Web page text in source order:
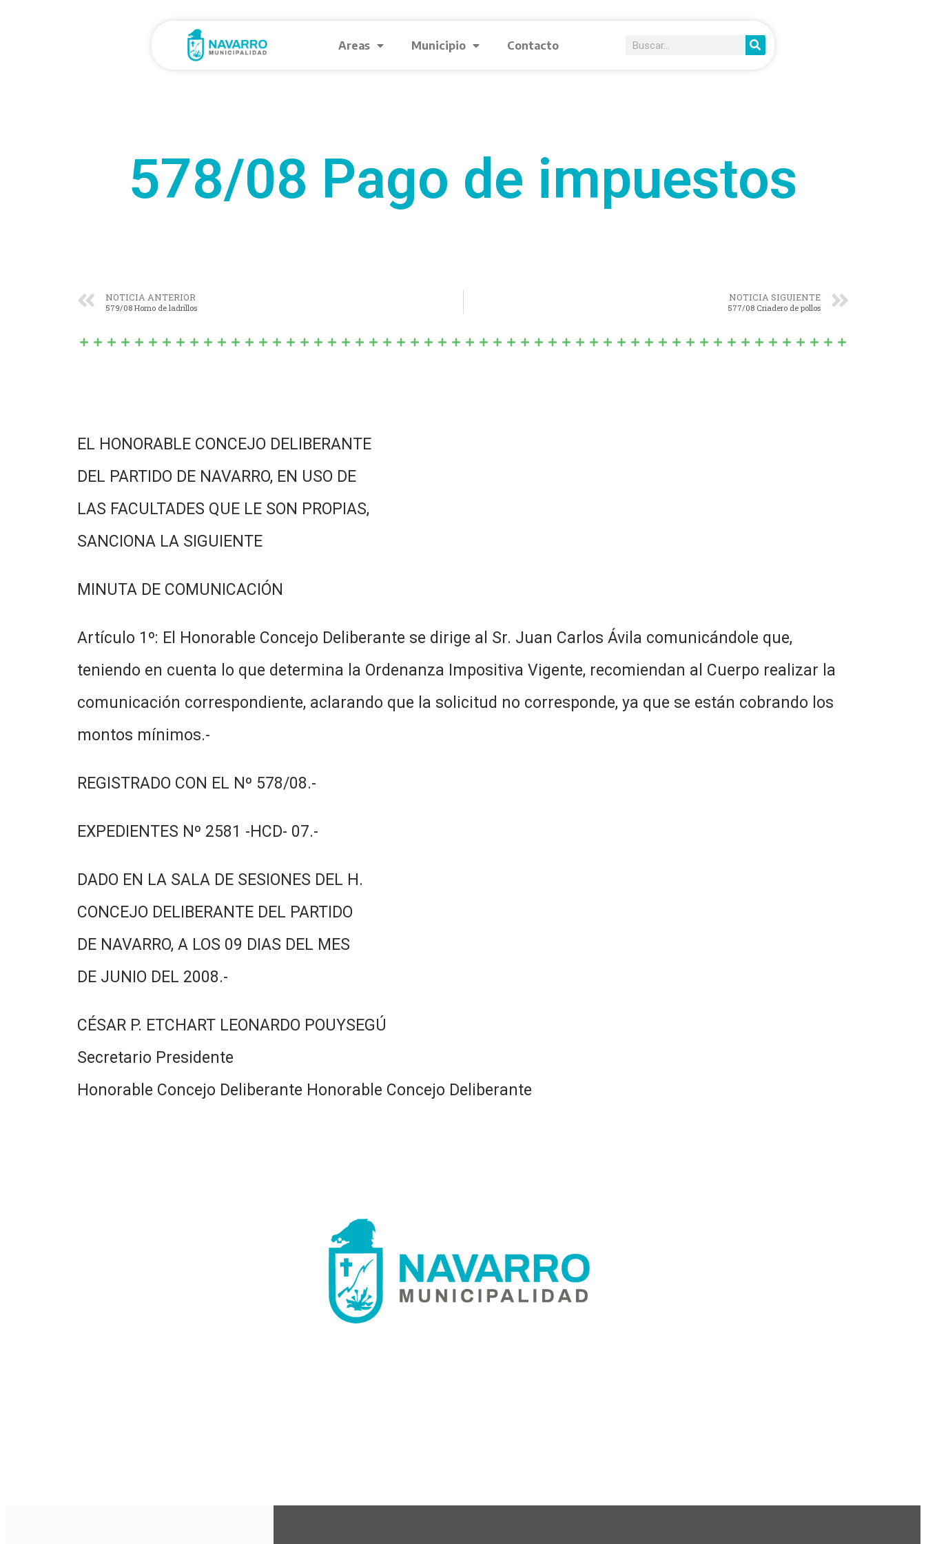
Areas Municipio Contacto
578/08 Pago de impuestos
NOTICIA ANTERIOR
579/08 Horno de ladrillos
NOTICIA SIGUIENTE
577/08 Criadero de pollos
EL HONORABLE CONCEJO DELIBERANTE
DEL PARTIDO DE NAVARRO, EN USO DE
LAS FACULTADES QUE LE SON PROPIAS,
SANCIONA LA SIGUIENTE
MINUTA DE COMUNICACIÓN
Artículo 1º: El Honorable Concejo Deliberante se dirige al Sr. Juan Carlos Ávila comunicándole que,
teniendo en cuenta lo que determina la Ordenanza Impositiva Vigente, recomiendan al Cuerpo realizar la
comunicación correspondiente, aclarando que la solicitud no corresponde, ya que se están cobrando los
montos mínimos.-
REGISTRADO CON EL Nº 578/08.-
EXPEDIENTES Nº 2581 -HCD- 07.-
DADO EN LA SALA DE SESIONES DEL H.
CONCEJO DELIBERANTE DEL PARTIDO
DE NAVARRO, A LOS 09 DIAS DEL MES
DE JUNIO DEL 2008.-
CÉSAR P. ETCHART LEONARDO POUYSEGÚ
Secretario Presidente
Honorable Concejo Deliberante Honorable Concejo Deliberante